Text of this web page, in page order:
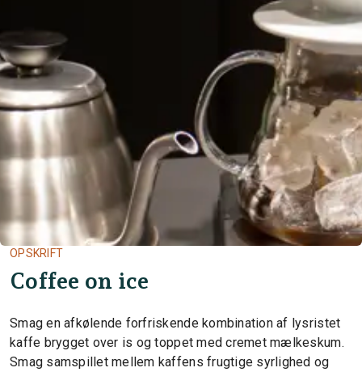
OPSKRIFT
Coffee on ice
Smag en afkølende forfriskende kombination af lysristet
kaffe brygget over is og toppet med cremet mælkeskum.
Smag samspillet mellem kaffens frugtige syrlighed og